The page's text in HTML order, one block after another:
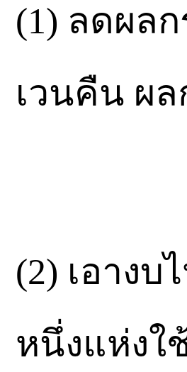
(1) ลดผล
เวนคืน ผ
(2) เอาง
หนึ่งแห่งใ